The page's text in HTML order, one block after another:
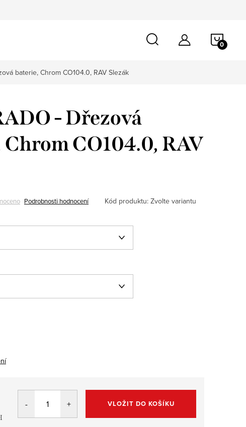
baterie, Chrom CO104.0, RAV Slezák
- Dřezová
CO104.0, RAV
Podrobnosti hodnocení Kód produktu: Zvolte variantu
VLOŽIT DO KOŠÍKU